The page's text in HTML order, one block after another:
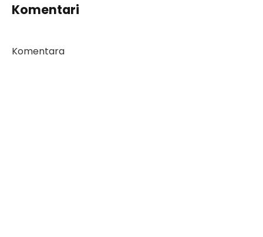
Komentari
Komentara